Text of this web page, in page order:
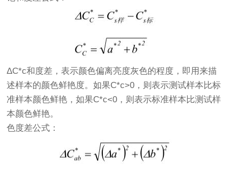
ΔC*c和度差，表示颜色偏离亮度灰色的程度，即用来描
述样本的颜色鲜艳度。如果C*c>0，则表示测试样本比标
准样本颜色鲜艳，如果C*c<0，则表示标准样本比测试样
本颜色鲜艳。
色度差公式：